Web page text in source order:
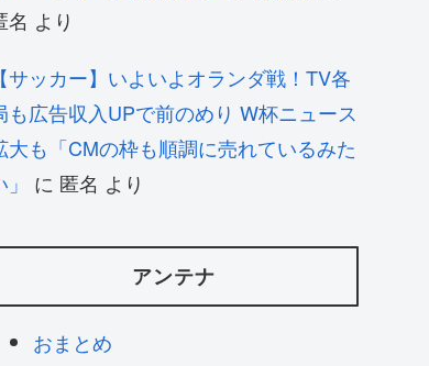
名 より
【サッカー】いよいよオランダ戦！TV各
も広告収入UPで前のめり W杯ニュース
大も「CMの枠も順調に売れているみた
に 匿名 より
アンテナ
おまとめ